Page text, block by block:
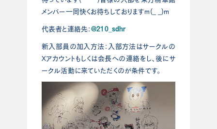
メンバー一同快くお待ちしておりますm(_ _)m
代表者と連絡先：@210_sdhr
新入部員の加入方法：入部方法はサークルの
Xアカウントもしくは会長への連絡をし、後にサ
ークル活動に来ていただくのが条件です。